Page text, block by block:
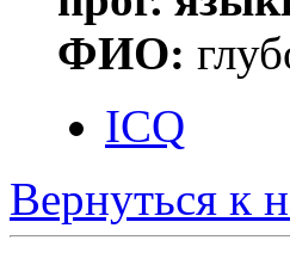
ФИО:
ICQ
Вернуться к